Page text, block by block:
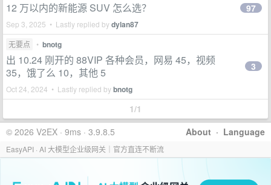
12 万以内的新能源 SUV 怎么选？
Sep 3, 2025 • Lastly replied bydylan87
97
无要点 • bnotg
出 10.24 刚开的 88VIP 各种会员，网易 45，视频
35，饿了么 10，其他 5
Oct 24, 2024 • Lastly replied bybnotg
3
1/1
About · Language
© 2026 V2EX · 9ms · 3.9.8.5
EasyAPI · AI 大模型企业级网关｜官方直连不断流